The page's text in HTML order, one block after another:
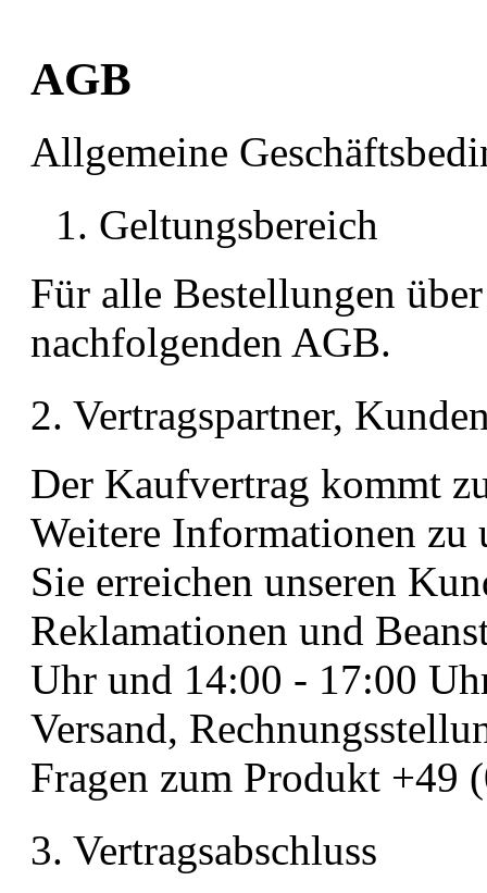
AGB
Allgemeine
1. Geltungsbereich
Für alle Bestellungen
nachfolgenden AGB.
2. Vertragspartner,
Der Kaufvertrag kommt
Weitere Informationen zu
Sie erreichen unseren
Reklamationen und
Uhr und 14:00 - 17:00
Versand,
Fragen zum Produkt +49
3. Vertragsabschluss